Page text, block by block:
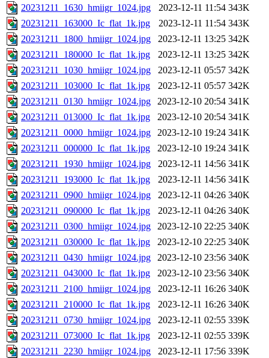
20231211_1630_hmiigr_1024.jpg
2023-12-11 11:54 343K
20231211_163000_Ic_flat_1k.jpg
2023-12-11 11:54 343K
20231211_1800_hmiigr_1024.jpg
2023-12-11 13:25 342K
20231211_180000_Ic_flat_1k.jpg
2023-12-11 13:25 342K
20231211_1030_hmiigr_1024.jpg
2023-12-11 05:57 342K
20231211_103000_Ic_flat_1k.jpg
2023-12-11 05:57 342K
20231211_0130_hmiigr_1024.jpg
2023-12-10 20:54 341K
20231211_013000_Ic_flat_1k.jpg
2023-12-10 20:54 341K
20231211_0000_hmiigr_1024.jpg
2023-12-10 19:24 341K
20231211_000000_Ic_flat_1k.jpg
2023-12-10 19:24 341K
20231211_1930_hmiigr_1024.jpg
2023-12-11 14:56 341K
20231211_193000_Ic_flat_1k.jpg
2023-12-11 14:56 341K
20231211_0900_hmiigr_1024.jpg
2023-12-11 04:26 340K
20231211_090000_Ic_flat_1k.jpg
2023-12-11 04:26 340K
20231211_0300_hmiigr_1024.jpg
2023-12-10 22:25 340K
20231211_030000_Ic_flat_1k.jpg
2023-12-10 22:25 340K
20231211_0430_hmiigr_1024.jpg
2023-12-10 23:56 340K
20231211_043000_Ic_flat_1k.jpg
2023-12-10 23:56 340K
20231211_2100_hmiigr_1024.jpg
2023-12-11 16:26 340K
20231211_210000_Ic_flat_1k.jpg
2023-12-11 16:26 340K
20231211_0730_hmiigr_1024.jpg
2023-12-11 02:55 339K
20231211_073000_Ic_flat_1k.jpg
2023-12-11 02:55 339K
20231211_2230_hmiigr_1024.jpg
2023-12-11 17:56 339K